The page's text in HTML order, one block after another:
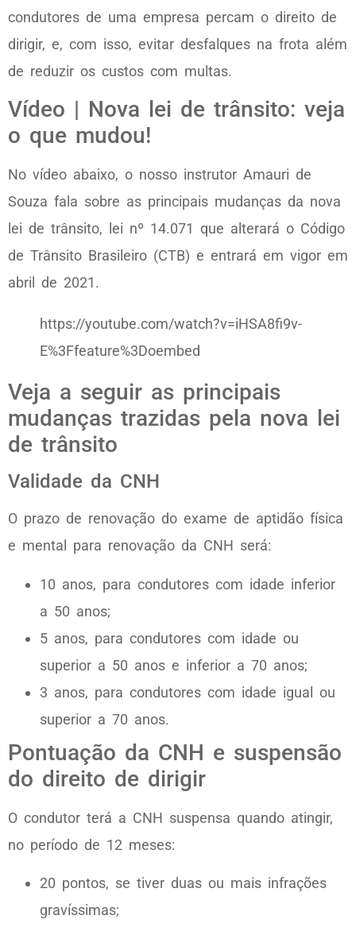
condutores de uma empresa percam o direito de
dirigir, e, com isso, evitar desfalques na frota além
de reduzir os custos com multas.
Vídeo | Nova lei de trânsito: veja
o que mudou!
No vídeo abaixo, o nosso instrutor Amauri de
Souza fala sobre as principais mudanças da nova
lei de trânsito, lei nº 14.071 que alterará o Código
de Trânsito Brasileiro (CTB) e entrará em vigor em
abril de 2021.
https://youtube.com/watch?v=iHSA8fi9v-
E%3Ffeature%3Doembed
Veja a seguir as principais
mudanças trazidas pela nova lei
de trânsito
Validade da CNH
O prazo de renovação do exame de aptidão física
e mental para renovação da CNH será:
10 anos, para condutores com idade inferior
a 50 anos;
5 anos, para condutores com idade ou
superior a 50 anos e inferior a 70 anos;
3 anos, para condutores com idade igual ou
superior a 70 anos.
Pontuação da CNH e suspensão
do direito de dirigir
O condutor terá a CNH suspensa quando atingir,
no período de 12 meses:
20 pontos, se tiver duas ou mais infrações
gravíssimas;